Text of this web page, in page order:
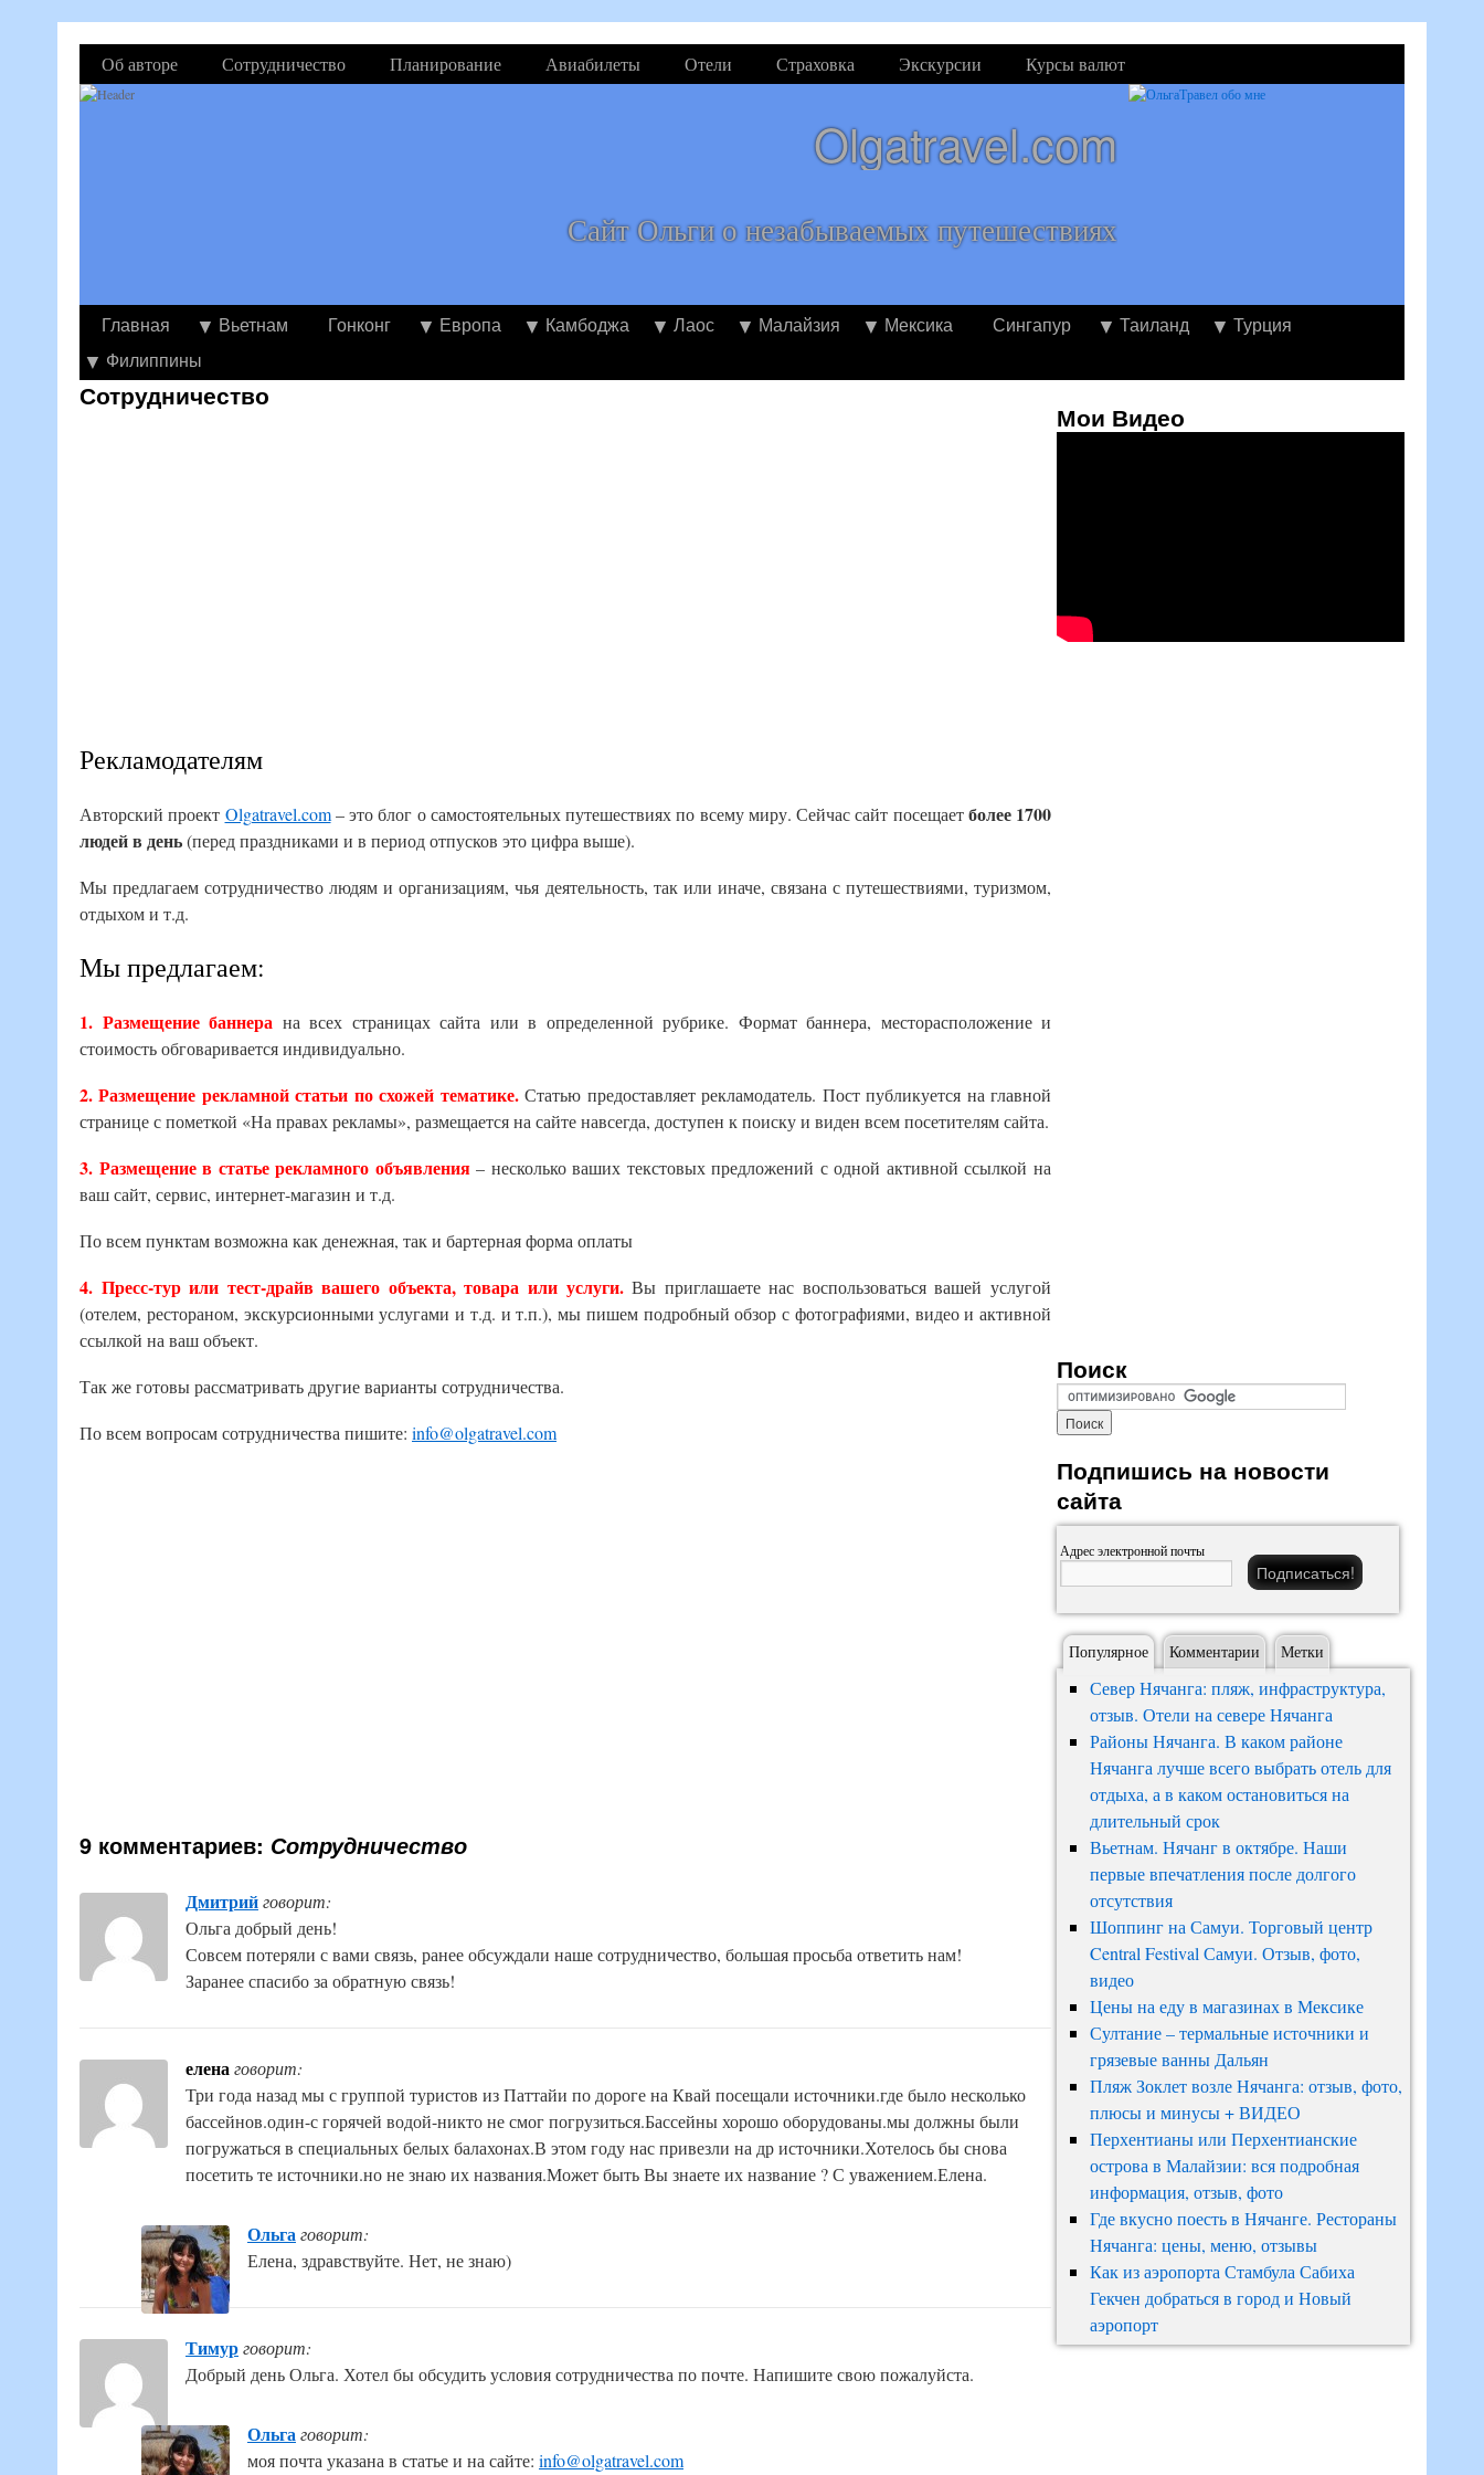
Об авторе Сотрудничество Планирование Авиабилеты Отели Страховка Экскурсии Курсы валют
Olgatravel.com
Сайт Ольги о незабываемых путешествиях
Главная Вьетнам Гонконг Европа Камбоджа Лаос Малайзия Мексика Сингапур Таиланд
Турция
Филиппины
Сотрудничество
Рекламодателям
Авторский проект Olgatravel.com– это блог о самостоятельных путешествиях по всему миру. Сейчас сайт посещаетболее 1700
людей в день(перед праздниками и в период отпусков это цифра выше).
Мы предлагаем сотрудничество людям и организациям, чья деятельность, так или иначе, связана с путешествиями, туризмом,
отдыхом и т.д.
Мы предлагаем:
1. Размещение баннера на всех страницах сайта или в определенной рубрике. Формат баннера, месторасположение и
стоимость обговаривается индивидуально.
2. Размещение рекламной статьи по схожей тематике.Статью предоставляет рекламодатель. Пост публикуется на главной
странице с пометкой «На правах рекламы», размещается на сайте навсегда, доступен к поиску и виден всем посетителям сайта.
3. Размещение в статье рекламного объявления– несколько ваших текстовых предложений с одной активной ссылкой на
ваш сайт, сервис, интернет-магазин и т.д.
По всем пунктам возможна как денежная, так и бартерная форма оплаты
4. Пресс-тур или тест-драйв вашего объекта, товара или услуги.Вы приглашаете нас воспользоваться вашей услугой
(отелем, рестораном, экскурсионными услугами и т.д. и т.п.), мы пишем подробный обзор с фотографиями, видео и активной
ссылкой на ваш объект.
Так же готовы рассматривать другие варианты сотрудничества.
По всем вопросам сотрудничества пишите: info@olgatravel.com
9 комментариев: Сотрудничество
Дмитрийговорит:
Ольга добрый день!
Совсем потеряли с вами связь, ранее обсуждали наше сотрудничество, большая просьба ответить нам!
Заранее спасибо за обратную связь!
еленаговорит:
Три года назад мы с группой туристов из Паттайи по дороге на Квай посещали источники.где было несколько
бассейнов.один-с горячей водой-никто не смог погрузиться.Бассейны хорошо оборудованы.мы должны были
погружаться в специальных белых балахонах.В этом году нас привезли на др источники.Хотелось бы снова
посетить те источники.но не знаю их названия.Может быть Вы знаете их название ? С уважением.Елена.
Ольгаговорит:
Елена, здравствуйте. Нет, не знаю)
Тимурговорит:
Добрый день Ольга. Хотел бы обсудить условия сотрудничества по почте. Напишите свою пожалуйста.
Ольгаговорит:
моя почта указана в статье и на сайте: info@olgatravel.com
Мои Видео
Поиск
Подпишись на новости
сайта
Адрес электронной почты
Популярное Комментарии Метки
Север Нячанга: пляж, инфраструктура,
отзыв. Отели на севере Нячанга
Районы Нячанга. В каком районе
Нячанга лучше всего выбрать отель для
отдыха, а в каком остановиться на
длительный срок
Вьетнам. Нячанг в октябре. Наши
первые впечатления после долгого
отсутствия
Шоппинг на Самуи. Торговый центр
Central Festival Самуи. Отзыв, фото,
видео
Цены на еду в магазинах в Мексике
Султание – термальные источники и
грязевые ванны Дальян
Пляж Зоклет возле Нячанга: отзыв, фото,
плюсы и минусы + ВИДЕО
Перхентианы или Перхентианские
острова в Малайзии: вся подробная
информация, отзыв, фото
Где вкусно поесть в Нячанге. Рестораны
Нячанга: цены, меню, отзывы
Как из аэропорта Стамбула Сабиха
Гекчен добраться в город и Новый
аэропорт